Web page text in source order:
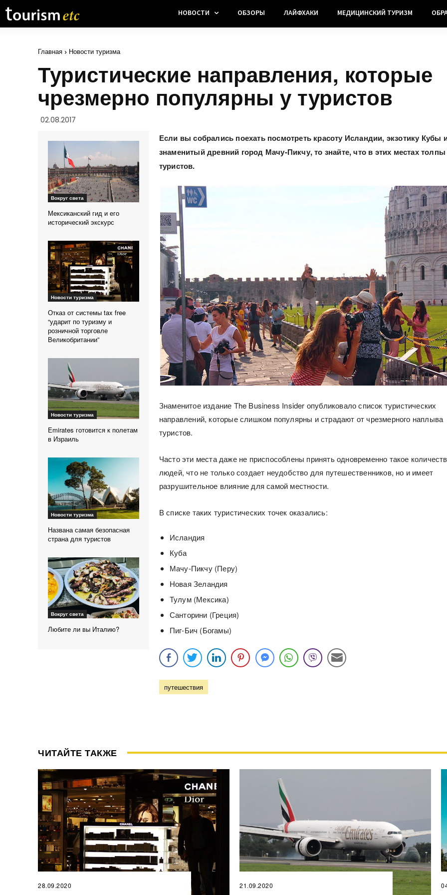
НОВОСТИ ОБЗОРЫ ЛАЙФХАКИ МЕДИЦИНСКИЙ ТУРИЗМ
Главная Новости туризма
Туристические направления, которые
чрезмерно популярны у туристов
02.08.2017
Вокруг света
Мексиканский гид и его
исторический экскурс
Новости туризма
Отказ от системы tax free
“ударит по туризму и
розничной торговле
Великобритании”
Новости туризма
Emirates готовится к полетам
в Израиль
Новости туризма
Названа самая безопасная
страна для туристов
Вокруг света
Любите ли вы Италию?
Если вы собрались поехать посмотреть красоту Исландии, экзотику Кубы
знаменитый древний город Мачу-Пикчу, то знайте, что в этих местах толпы
туристов.
Знаменитое издание The Business Insider опубликовало список туристических
направлений, которые слишком популярны и страдают от чрезмерного наплыва
туристов.
Часто эти места даже не приспособлены принять одновременно такое
людей, что не только создает неудобство для путешественников, но и имеет
разрушительное влияние для самой местности.
В списке таких туристических точек оказались:
Исландия
Куба
Мачу-Пикчу (Перу)
Новая Зеландия
Тулум (Мексика)
Санторини (Греция)
Пиг-Бич (Богамы)
путешествия
ЧИТАЙТЕ ТАКЖЕ
28.09.2020 21.09.2020